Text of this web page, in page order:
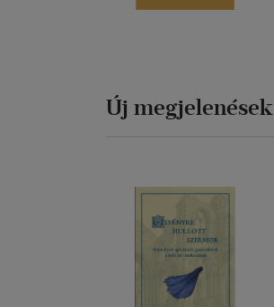
Új megjelenések